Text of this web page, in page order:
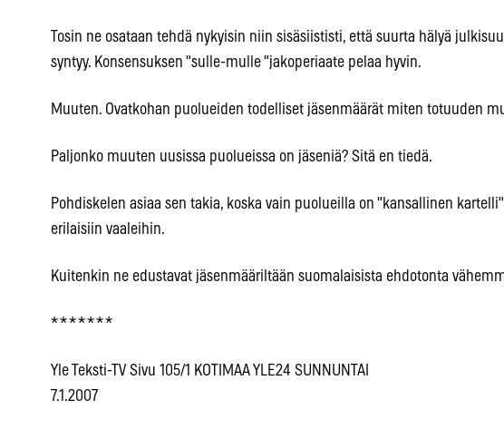
Tosin ne osataan tehdä nykyisin niin sisäsiististi, että suurta hälyä
syntyy. Konsensuksen "sulle-mulle "jakoperiaate pelaa hyvin.
Muuten. Ovatkohan puolueiden todelliset jäsenmäärät miten totuuden
Paljonko muuten uusissa puolueissa on jäseniä? Sitä en tiedä.
Pohdiskelen asiaa sen takia, koska vain puolueilla on "kansallinen
erilaisiin vaaleihin.
Kuitenkin ne edustavat jäsenmääriltään suomalaisista ehdotonta
* * * * * * *
Yle Teksti-TV Sivu 105/1 KOTIMAA YLE24 SUNNUNTAI
7.1.2007